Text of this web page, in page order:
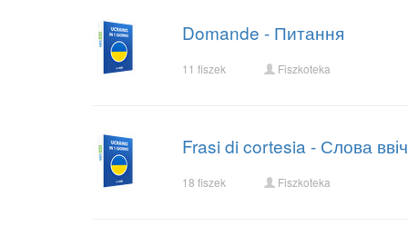
Domande - Питання
11 fiszek Fiszkoteka
Frasi di cortesia - Слова
18 fiszek Fiszkoteka